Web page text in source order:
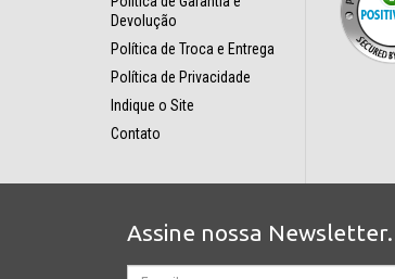
Devolução
Política de Troca e Entrega
Política de Privacidade
Indique o Site
Contato
Assine nossa Newsletter.